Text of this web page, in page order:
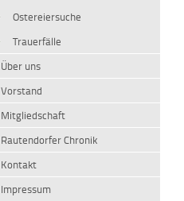
Ostereiersuche
Trauerfälle
Über uns
Vorstand
Mitgliedschaft
Rautendorfer Chronik
Kontakt
Impressum